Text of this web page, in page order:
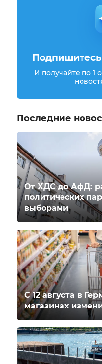
И получайте по 1
Последние
От ХДС до АфД:
политических
выборами
С 12 августа в
магазинах